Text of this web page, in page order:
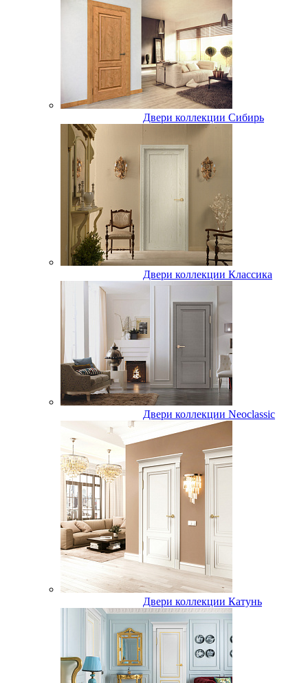
Двери коллекции Сибирь
Двери коллекции Классика
Двери коллекции Neoclassic
Двери коллекции Катунь